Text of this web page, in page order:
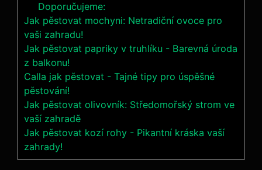
Doporučujeme:
Jak pěstovat mochyni: Netradiční ovoce pro
vaši zahradu!
Jak pěstovat papriky v truhlíku - Barevná úroda
z balkonu!
Calla jak pěstovat - Tajné tipy pro úspěšné
pěstování!
Jak pěstovat olivovník: Středomořský strom ve
vaší zahradě
Jak pěstovat kozí rohy - Pikantní kráska vaší
zahrady!